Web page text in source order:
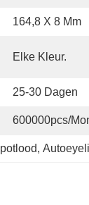
164,8 X 8 Mm
Elke Kleur.
25-30 Dagen
600000pcs/
,